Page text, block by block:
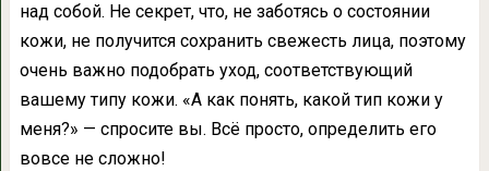
над собой. Не секрет, что, не заботясь о состоянии
кожи, не получится сохранить свежесть лица, поэтому
очень важно подобрать уход, соответствующий
вашему типу кожи. «А как понять, какой тип кожи у
меня?» — спросите вы. Всё просто, определить его
вовсе не сложно!